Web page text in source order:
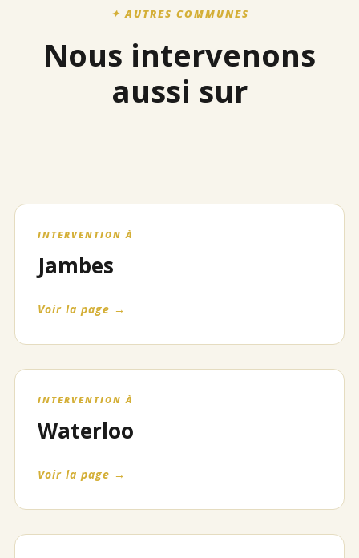
✦ AUTRES COMMUNES
Nous intervenons
aussi sur
INTERVENTION À
Jambes
Voir la page →
INTERVENTION À
Waterloo
Voir la page →